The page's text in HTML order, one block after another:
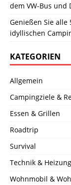
dem VW-Bus und
Genießen Sie alle
idyllischen
KATEGORIEN
Allgemein
Campingziele &
Essen & Grillen
Roadtrip
Survival
Technik & Heizung
Wohnmobil &